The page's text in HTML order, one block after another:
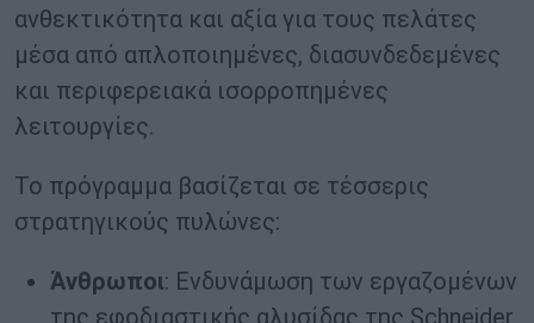
ανθεκτικότητα και αξία για τους πελάτες
μέσα από απλοποιημένες, διασυνδεδεμένες
και περιφερειακά ισορροπημένες
λειτουργίες.
Το πρόγραμμα βασίζεται σε τέσσερις
στρατηγικούς πυλώνες:
Άνθρωποι: Ενδυνάμωση των εργαζομένων